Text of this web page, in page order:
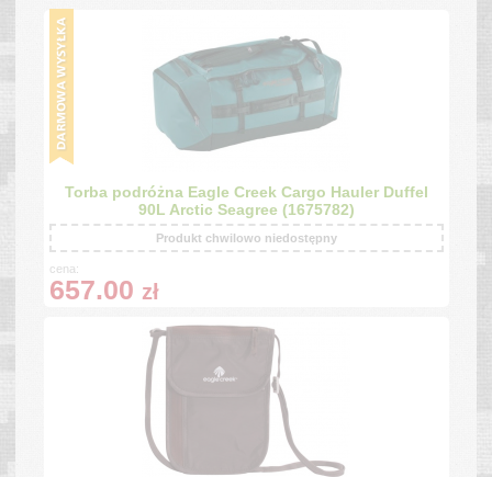
Torba podróżna Eagle Creek Cargo Hauler Duffel
90L Arctic Seagree (1675782)
Produkt chwilowo niedostępny
cena:
657.00 zł